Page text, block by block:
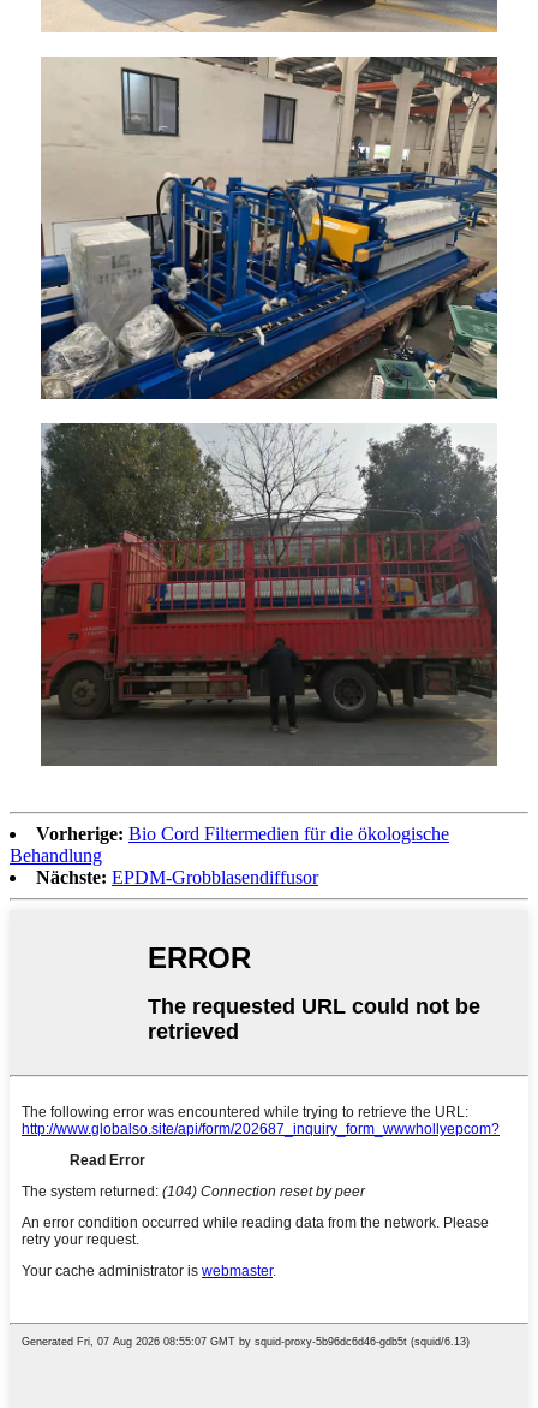
Vorherige: Bio Cord Filtermedien für die ökologische
Behandlung
Nächste: EPDM-Grobblasendiffusor